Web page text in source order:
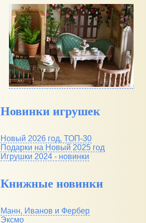
Новинки игрушек
Новый 2026 год, ТОП-30
Подарки на Новый 2025 год
Игрушки 2024 - новинки
Книжные новинки
Манн, Иванов и Фербер
Эксмо